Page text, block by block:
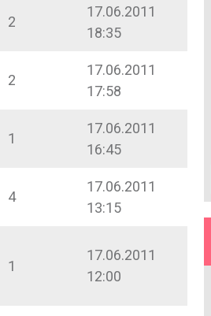
2
17.06.2011
18:35
2
17.06.2011
17:58
1
17.06.2011
16:45
4
17.06.2011
13:15
1
17.06.2011
12:00